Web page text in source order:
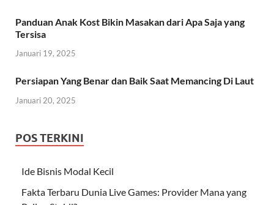
Panduan Anak Kost Bikin Masakan dari Apa Saja yang
Tersisa
Januari 19, 2025
Persiapan Yang Benar dan Baik Saat Memancing Di Laut
Januari 20, 2025
POS TERKINI
Ide Bisnis Modal Kecil
Fakta Terbaru Dunia Live Games: Provider Mana yang